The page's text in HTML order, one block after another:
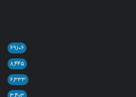
۶۹,۱۰۶
۸,۴۴۵
۶,۳۳۳